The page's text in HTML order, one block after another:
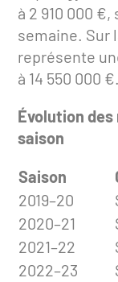
à 2 910 000
semaine. Sur
représente
à 14 550 000 €.
Évolution
saison
Saison
2019–20
2020–21
2021–22
2022–23